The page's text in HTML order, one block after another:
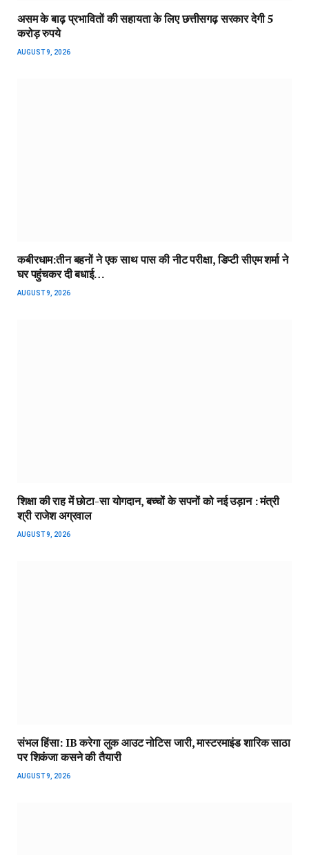
असम के बाढ़ प्रभावितों की सहायता के लिए छत्तीसगढ़ सरकार देगी 5
करोड़ रुपये
AUGUST 9, 2026
कबीरधाम:तीन बहनों ने एक साथ पास की नीट परीक्षा, डिप्टी सीएम शर्मा ने
घर पहुंचकर दी बधाई…
AUGUST 9, 2026
शिक्षा की राह में छोटा-सा योगदान, बच्चों के सपनों को नई उड़ान : मंत्री
श्री राजेश अग्रवाल
AUGUST 9, 2026
संभल हिंसा: IB करेगा लुक आउट नोटिस जारी, मास्टरमाइंड शारिक साठा
पर शिकंजा कसने की तैयारी
AUGUST 9, 2026